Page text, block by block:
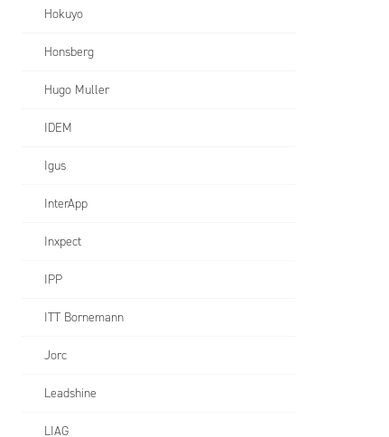
Hokuyo
Honsberg
Hugo Muller
IDEM
Igus
InterApp
Inxpect
IPP
ITT Bornemann
Jorc
Leadshine
LIAG